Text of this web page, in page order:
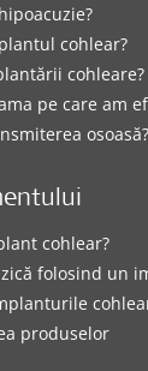
cohlear?
cohleare?
pe care am
osoasă?
cohlear?
folosind un
produselor